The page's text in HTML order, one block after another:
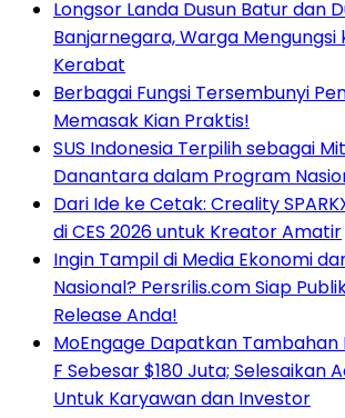
Longsor Landa Dusun Batur dan
Banjarnegara, Warga Mengungsi
Kerabat
Berbagai Fungsi Tersembunyi
Memasak Kian Praktis!
SUS Indonesia Terpilih sebagai
Danantara dalam Program
Dari Ide ke Cetak: Creality
di CES 2026 untuk Kreator Amatir
Ingin Tampil di Media Ekonomi
Nasional? Persrilis.com Siap
Release Anda!
MoEngage Dapatkan Tambahan
F Sebesar $180 Juta; Selesaikan
Untuk Karyawan dan Investor